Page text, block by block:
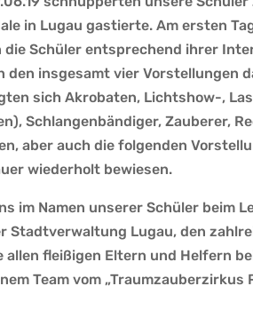
in Lugau gastierte. Am ersten
Schüler entsprechend ihrer
insgesamt vier Vorstellungen
sich Akrobaten, Lichtshow-,
Schlangenbändiger, Zauberer,
aber auch die folgenden
wiederholt bewiesen.
im Namen unserer Schüler beim
Stadtverwaltung Lugau, den
fleißigen Eltern und Helfern
Team vom „Traumzauberzirkus